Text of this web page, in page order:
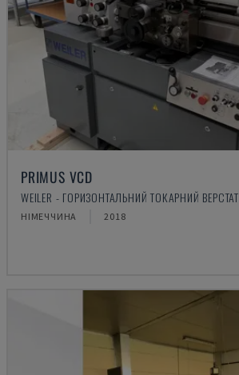
PRIMUS VCD
WEILER - ГОРИЗОНТАЛЬНИЙ ТОКАРНИЙ ВЕРСТАТ
НІМЕЧЧИНА 2018